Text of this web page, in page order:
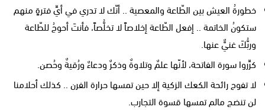
خطورةُ العيش بين الطّاعة والمعصية .. أنّك لا تدري في أيِّ فترةٍ منهم
ستكونُ الخاتمة .. إفعل الطّاعة إخلاصاً لا تخلُّصاً، فأنتَ أحوجُ للطّاعة
وربُّكَ غنيٌّ عنها.
كرِّروا سورة الفاتحة، لأنّها علمٌ وتلاوةٌ وذكرٌ ودعاءٌ ورُقيةٌ وحُصن.
لا تفوح رائحة الكعك الزكية إلا حين تمسها حرارة الفرن .. كذلك أحلامنا
لن تنضج مالم تمسها قسوة التجارب.